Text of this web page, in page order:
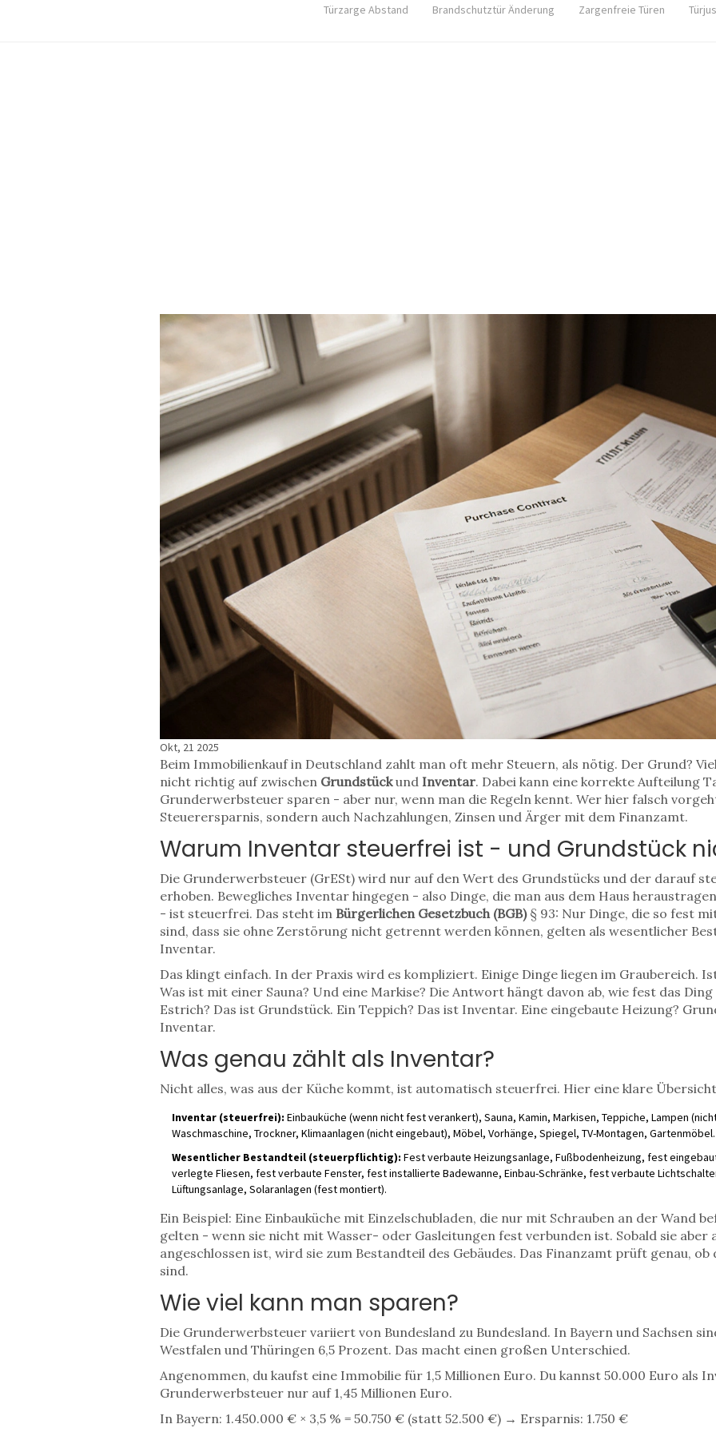
Türzarge Abstand Brandschutztür Änderung Zargenfreie Türen
Okt, 21 2025
Beim Immobilienkauf in Deutschland zahlt man oft mehr Steuern, als nötig. Der Grund?
nicht richtig auf zwischen Grundstückund Inventar. Dabei kann eine korrekte Aufteilung
Grunderwerbsteuer sparen - aber nur, wenn man die Regeln kennt. Wer hier falsch
Steuerersparnis, sondern auch Nachzahlungen, Zinsen und Ärger mit dem Finanzamt.
Warum Inventar steuerfrei ist - und Grundstück
Die Grunderwerbsteuer (GrESt) wird nur auf den Wert des Grundstücks und der darauf
erhoben. Bewegliches Inventar hingegen - also Dinge, die man aus dem Haus
- ist steuerfrei. Das steht im Bürgerlichen Gesetzbuch (BGB)§ 93: Nur Dinge, die so fest
sind, dass sie ohne Zerstörung nicht getrennt werden können, gelten als wesentlicher
Inventar.
Das klingt einfach. In der Praxis wird es kompliziert. Einige Dinge liegen im Graubereich.
Was ist mit einer Sauna? Und eine Markise? Die Antwort hängt davon ab, wie fest das
Estrich? Das ist Grundstück. Ein Teppich? Das ist Inventar. Eine eingebaute Heizung?
Inventar.
Was genau zählt als Inventar?
Nicht alles, was aus der Küche kommt, ist automatisch steuerfrei. Hier eine klare
Inventar (steuerfrei): Einbauküche (wenn nicht fest verankert), Sauna, Kamin, Markisen, Teppiche, Lampen
Waschmaschine, Trockner, Klimaanlagen (nicht eingebaut), Möbel, Vorhänge, Spiegel, TV-Montagen, Gartenmöbel.
Wesentlicher Bestandteil (steuerpflichtig): Fest verbaute Heizungsanlage, Fußbodenheizung, fest
verlegte Fliesen, fest verbaute Fenster, fest installierte Badewanne, Einbau-Schränke, fest verbaute
Lüftungsanlage, Solaranlagen (fest montiert).
Ein Beispiel: Eine Einbauküche mit Einzelschubladen, die nur mit Schrauben an der Wand
gelten - wenn sie nicht mit Wasser- oder Gasleitungen fest verbunden ist. Sobald sie aber
angeschlossen ist, wird sie zum Bestandteil des Gebäudes. Das Finanzamt prüft genau, ob
sind.
Wie viel kann man sparen?
Die Grunderwerbsteuer variiert von Bundesland zu Bundesland. In Bayern und Sachsen
Westfalen und Thüringen 6,5 Prozent. Das macht einen großen Unterschied.
Angenommen, du kaufst eine Immobilie für 1,5 Millionen Euro. Du kannst 50.000 Euro als
Grunderwerbsteuer nur auf 1,45 Millionen Euro.
In Bayern: 1.450.000 € × 3,5 % = 50.750 € (statt 52.500 €) → Ersparnis: 1.750 €